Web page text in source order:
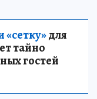
для
тайно
гостей